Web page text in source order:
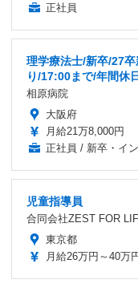
正社員
理学療法士/新卒/27
り/17:00まで/年間休
相原病院
大阪府
月給21万8,000円
正社員 / 新卒・イ
児童指導員
合同会社ZEST FOR
東京都
月給26万円～40万